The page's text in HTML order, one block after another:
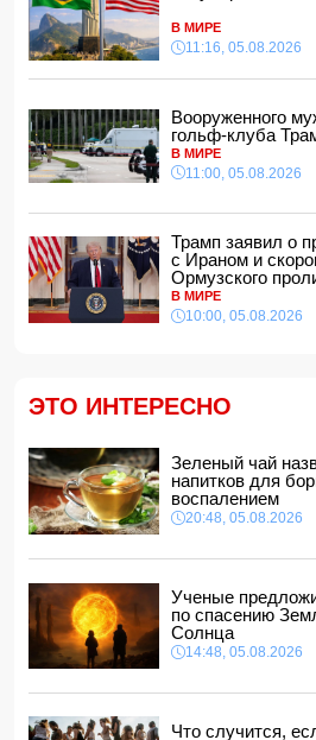
Тахир Будагов посетил
Красного Полумесяца
15:00, 05.08.2026
Ученые предложили
14:48, 05.08.2026
МИД России обвинил Киев в
эскалацию конфликта
14:34, 05.08.2026
Судья Верховного суда
пенсию
14:14, 05.08.2026
ЕС получил пятый транш доходов
активов РФ и обещал передать
14:10, 05.08.2026
В Баку на рабочем месте
мужчина
14:04, 05.08.2026
Депутат Милли Меджлиса
ФОТО
14:00, 05.08.2026
Прогноз погоды в Азербайджане
Биржевые цены на кофе в мире
за полгода
В МИРЕ
11:16, 05.08.2026
Вооруженного
гольф-клуба
В МИРЕ
11:00, 05.08.2026
Трамп заявил о
с Ираном и
Ормузского
В МИРЕ
10:00, 05.08.2026
ЭТО ИНТЕРЕСНО
Зеленый чай
напитков для
воспалением
20:48, 05.08.2026
Ученые
по спасению
Солнца
14:48, 05.08.2026
Что случится,